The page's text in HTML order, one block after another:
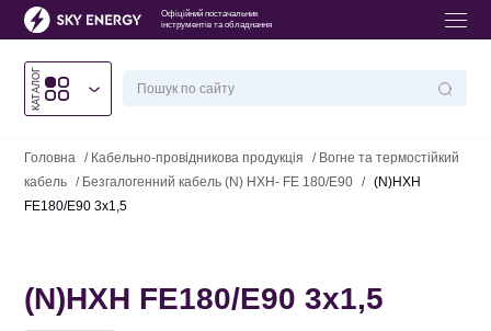
Офіційний постачальник
інструментів та обладнання
КАТАЛОГ
Головна / Кабельно-провідникова продукція / Вогне та термостійкий
кабель / Безгалогенний кабель (N) HXH- FE 180/E90 / (N)HXH
FE180/E90 3х1,5
(N)HXH FE180/E90 3х1,5